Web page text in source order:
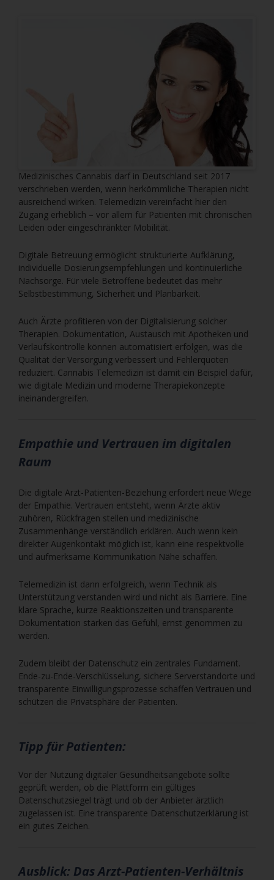
Medizinisches Cannabis darf in Deutschland seit 2017
verschrieben werden, wenn herkömmliche Therapien nicht
ausreichend wirken. Telemedizin vereinfacht hier den
Zugang erheblich – vor allem für Patienten mit chronischen
Leiden oder eingeschränkter Mobilität.
Digitale Betreuung ermöglicht strukturierte Aufklärung,
individuelle Dosierungsempfehlungen und kontinuierliche
Nachsorge. Für viele Betroffene bedeutet das mehr
Selbstbestimmung, Sicherheit und Planbarkeit.
Auch Ärzte profitieren von der Digitalisierung solcher
Therapien. Dokumentation, Austausch mit Apotheken und
Verlaufskontrolle können automatisiert erfolgen, was die
Qualität der Versorgung verbessert und Fehlerquoten
reduziert. Cannabis Telemedizin ist damit ein Beispiel dafür,
wie digitale Medizin und moderne Therapiekonzepte
ineinandergreifen.
Empathie und Vertrauen im digitalen
Raum
Die digitale Arzt-Patienten-Beziehung erfordert neue Wege
der Empathie. Vertrauen entsteht, wenn Ärzte aktiv
zuhören, Rückfragen stellen und medizinische
Zusammenhänge verständlich erklären. Auch wenn kein
direkter Augenkontakt möglich ist, kann eine respektvolle
und aufmerksame Kommunikation Nähe schaffen.
Telemedizin ist dann erfolgreich, wenn Technik als
Unterstützung verstanden wird und nicht als Barriere. Eine
klare Sprache, kurze Reaktionszeiten und transparente
Dokumentation stärken das Gefühl, ernst genommen zu
werden.
Zudem bleibt der Datenschutz ein zentrales Fundament.
Ende-zu-Ende-Verschlüsselung, sichere Serverstandorte und
transparente Einwilligungsprozesse schaffen Vertrauen und
schützen die Privatsphäre der Patienten.
Tipp für Patienten:
Vor der Nutzung digitaler Gesundheitsangebote sollte
geprüft werden, ob die Plattform ein gültiges
Datenschutzsiegel trägt und ob der Anbieter ärztlich
zugelassen ist. Eine transparente Datenschutzerklärung ist
ein gutes Zeichen.
Ausblick: Das Arzt-Patienten-Verhältnis